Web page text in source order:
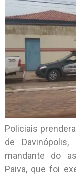
Policiais
de
mandante do
Paiva, que foi